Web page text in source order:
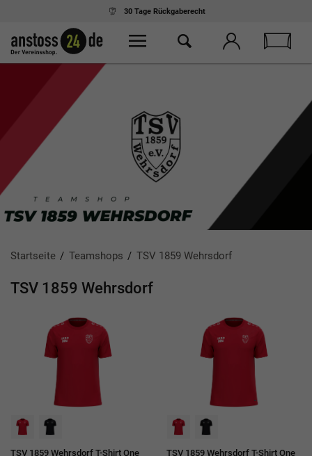
Ab 75,- € Einkaufkostenloser Versand
Startseite Teamshops TSV 1859 Wehrsdorf
TSV 1859 Wehrsdorf
TSV 1859 Wehrsdorf T-Shirt One
TSV 1859 Wehrsdorf T-Shirt One